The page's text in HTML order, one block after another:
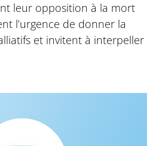
leur opposition à la mort
l’urgence de donner la
et invitent à interpeller